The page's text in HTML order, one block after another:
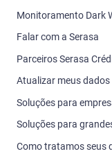
Monitoramento Dark
Falar com a Serasa
Parceiros Serasa
Atualizar meus dados
Soluções para
Soluções para
Como tratamos seus